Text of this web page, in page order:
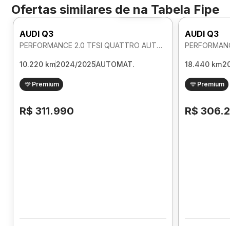
Ofertas similares de na Tabela Fipe
Foto 360º
AUDI Q3
PERFORMANCE 2.0 TFSI QUATTRO AUTOMATICO
10.220 km2024/2025AUTOMAT.
Premium
R$ 311.990
AUDI Q3
18.440 km
Premium
R$